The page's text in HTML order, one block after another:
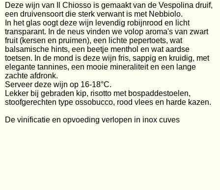
Wijnen per gebied
Wijnen per stijl
Wijnhuis
Wijnpakketten
Cadeaubons
Cadeauverpakkingen
Wijnabonnement
Deze wijn van Il Chiosso is gemaakt van de Vespolina druif,
een druivensoort die sterk verwant is met Nebbiolo.
In het glas oogt deze wijn levendig robijnrood en licht
transparant. In de neus vinden we volop aroma's van zwart
fruit (kersen en pruimen), een lichte pepertoets, wat
balsamische hints, een beetje menthol en wat aardse
toetsen. In de mond is deze wijn fris, sappig en kruidig, met
elegante tannines, een mooie mineraliteit en een lange
zachte afdronk.
Serveer deze wijn op 16-18°C.
Lekker bij gebraden kip, risotto met bospaddestoelen,
stoofgerechten type ossobucco, rood vlees en harde kazen.
De vinificatie en opvoeding verlopen in inox cuves